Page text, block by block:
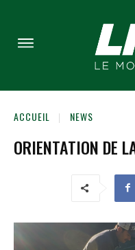
ACCUEIL NEWS
ORIENTATION DE